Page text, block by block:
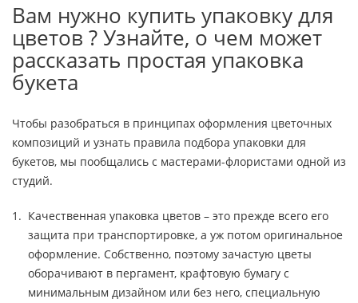
Вам нужно купить упаковку для
цветов ? Узнайте, о чем может
рассказать простая упаковка
букета
Чтобы разобраться в принципах оформления цветочных
композиций и узнать правила подбора упаковки для
букетов, мы пообщались с мастерами-флористами одной из
студий.
Качественная упаковка цветов – это прежде всего его
защита при транспортировке, а уж потом оригинальное
оформление. Собственно, поэтому зачастую цветы
оборачивают в пергамент, крафтовую бумагу с
минимальным дизайном или без него, специальную